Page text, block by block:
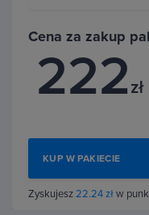
przenoszenie
Cena za zakup
222zł
KUP W PAKIECIE
Zyskujesz22.24 złw